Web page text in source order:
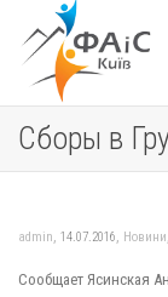
Сборы в
admin, 14.07.2016, Новини
Сообщает Ясинская